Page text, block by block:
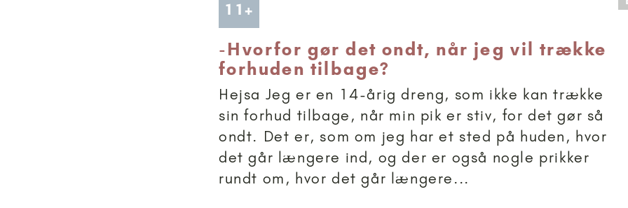
11+
-Hvorfor gør det ondt, når jeg vil trække
forhuden tilbage?
Hejsa Jeg er en 14-årig dreng, som ikke kan trække
sin forhud tilbage, når min pik er stiv, for det gør så
ondt. Det er, som om jeg har et sted på huden, hvor
det går længere ind, og der er også nogle prikker
rundt om, hvor det går længere...